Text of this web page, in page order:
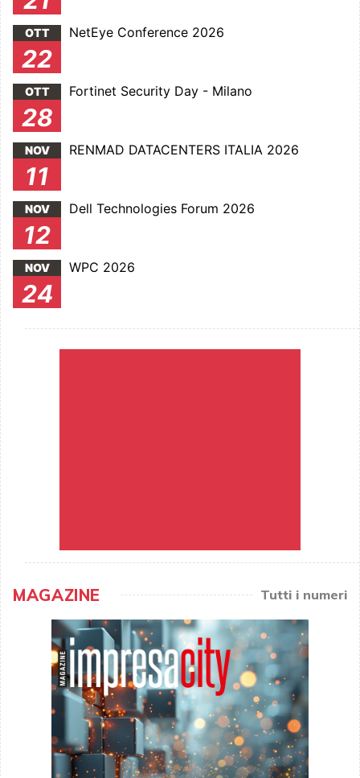
OTT
22
NetEye Conference 2026
OTT
28
Fortinet Security Day - Milano
NOV
11
RENMAD DATACENTERS ITALIA 2026
NOV
12
Dell Technologies Forum 2026
NOV
24
WPC 2026
MAGAZINE Tutti i numeri